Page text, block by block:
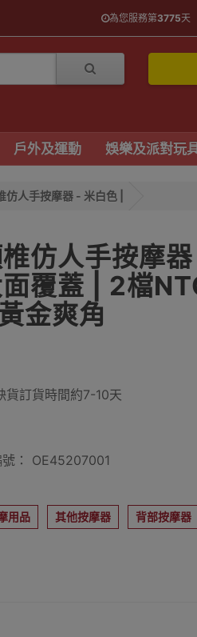
為您服務第3775天
戶外及運動 娛樂及派對玩
仿人手按摩器 - 米白色 |
仿人手按摩
覆蓋 | 2檔
金爽角
貨訂貨時間約7-10天
號： OE45207001
用品 其他按摩器 背部按摩器